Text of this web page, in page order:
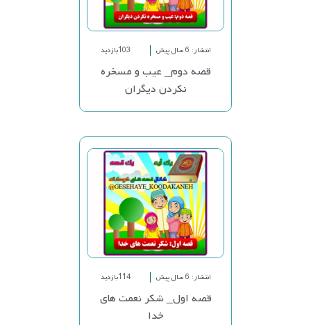
انتشار: 6 سال پیش 103بازدید
قصه دوم_ عیب و مسخره
نکردن دیگران
انتشار: 6 سال پیش 114بازدید
قصه اول_ شکر نعمت های
خدا